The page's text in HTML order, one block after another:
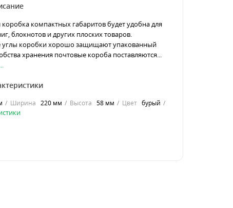
компактных габаритов будет удобна для
блокнотов и других плоских товаров.
углы коробки хорошо защищают упакованный
хранения почтовые короба поставляются...
Ширина 220 мм Высота 58 мм Цвет бурый